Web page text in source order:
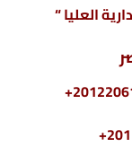
العليا “